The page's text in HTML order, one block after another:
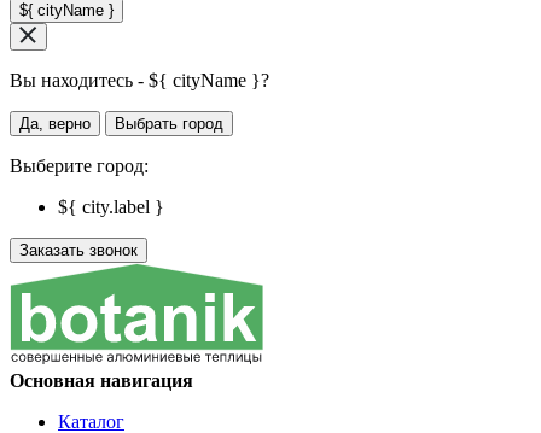
${ cityName }
Вы находитесь - ${ cityName }?
Да, верно Выбрать город
Выберите город:
${ city.label }
Заказать звонок
Основная навигация
Каталог